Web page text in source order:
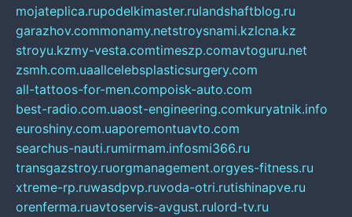
mojateplica.rupodelkimaster.rulandshaftblog.ru
garazhov.commonamy.netstroysnami.kzlcna.kz
stroyu.kzmy-vesta.comtimeszp.comavtoguru.net
zsmh.com.uaallcelebsplasticsurgery.com
all-tattoos-for-men.compoisk-auto.com
best-radio.com.uaost-engineering.comkuryatnik.info
euroshiny.com.uaporemontuavto.com
searchus-nauti.rumirmam.infosmi366.ru
transgazstroy.ruorgmanagement.orgyes-fitness.ru
xtreme-rp.ruwasdpvp.ruvoda-otri.rutishinapve.ru
orenferma.ruavtoservis-avgust.rulord-tv.ru